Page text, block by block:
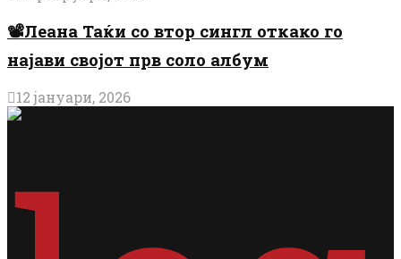
📽️Леана Таќи со втор сингл откако го
најави својот прв соло албум
12 јануари, 2026